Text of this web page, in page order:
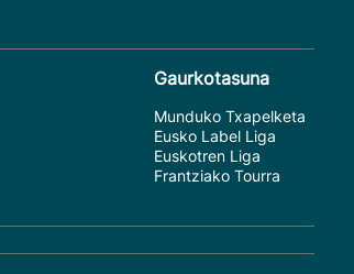
Gaurkotasuna
Munduko Txapelketa
Eusko Label Liga
Euskotren Liga
Frantziako Tourra